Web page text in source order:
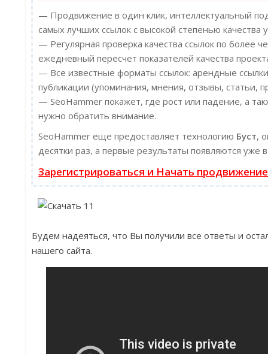
— Продвижение в один клик, интеллектуальный
самых лучших ссылок с высокой степенью качества
— Регулярная проверка качества ссылок по более
ежедневный пересчет показателей качества
— Все известные форматы ссылок: арендные
публикации (упоминания, мнения, отзывы, статьи,
— SeoHammer покажет, где рост или падение, а
нужно обратить внимание.
SeoHammer еще предоставляет технологию Буст,
десятки раз, а первые результаты появляются уже
Зарегистрироваться и Начать продвижение
Будем надеяться, что Вы получили все ответы и
нашего сайта.